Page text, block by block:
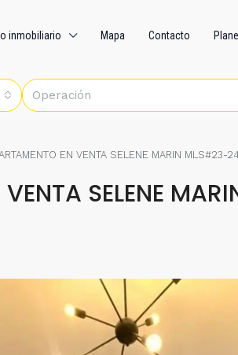
inmobiliario Mapa Contacto
Operación
EN VENTA SELENE MARIN MLS#23-
SELENE